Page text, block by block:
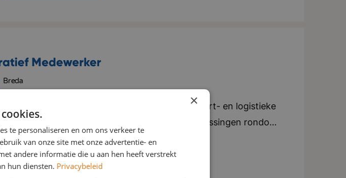
Het is meer dan alleen stoelen en tafels verkopen; er worden
Creatief.
Medewerker
Breda
internationale dienstverlener binnen de transport- en logistieke
transporteurs met slimme en efficiënte oplossingen rondom
processen. Met de hun speciale kaart kunnen klanten
uitgebreid Europees netwerk van duizenden tankstations. Ze
service, flexibiliteit en een sterke focus op gemak en
Bekijk vacature
×
te personaliseren en om ons verkeer te
van onze site met onze advertentie- en
andere informatie die u aan hen heeft verstrekt
hun diensten. Privacybeleid